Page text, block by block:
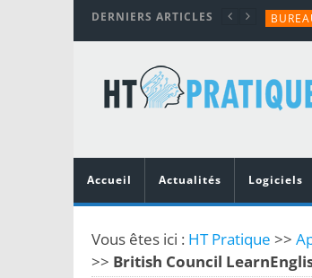
DERNIERS ARTICLES
Accueil
Actualités Logiciels
Vous êtes ici : HT Pratique >>
>> British Council